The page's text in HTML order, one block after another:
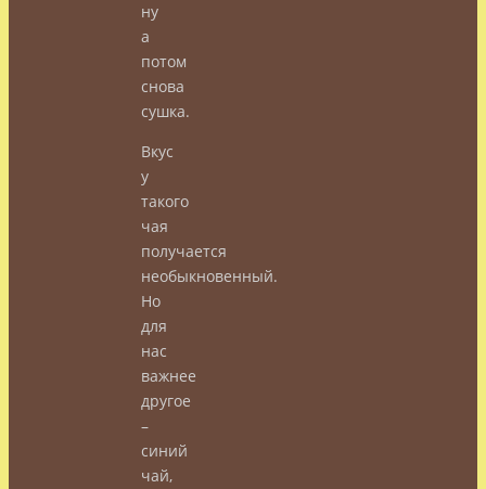
ну
а
потом
снова
сушка.
Вкус
у
такого
чая
получается
необыкновенный.
Но
для
нас
важнее
другое
–
синий
чай,